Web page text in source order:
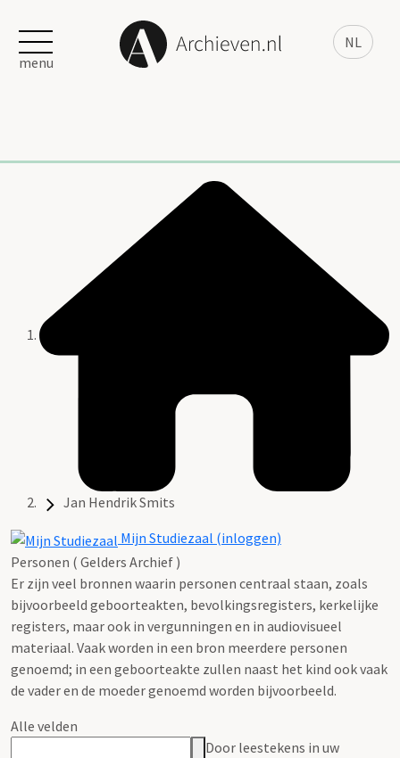
NL
menu
Jan Hendrik Smits
Mijn Studiezaal (inloggen)
Personen ( Gelders Archief )
Er zijn veel bronnen waarin personen centraal staan, zoals
bijvoorbeeld geboorteakten, bevolkingsregisters, kerkelijke
registers, maar ook in vergunningen en in audiovisueel
materiaal. Vaak worden in een bron meerdere personen
genoemd; in een geboorteakte zullen naast het kind ook vaak
de vader en de moeder genoemd worden bijvoorbeeld.
Alle velden
Door leestekens in uw